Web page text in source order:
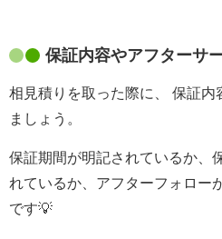
保証内容やアフターサ
相見積りを取った際に、 保証内
ましょう。
保証期間が明記されているか、
れているか、アフターフォロー
です💡